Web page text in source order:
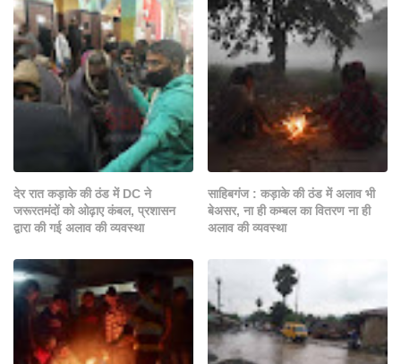
देर रात कड़ाके की ठंड में DC ने
जरूरतमंदों को ओढ़ाए कंबल, प्रशासन
द्वारा की गई अलाव की व्यवस्था
साहिबगंज : कड़ाके की ठंड में अलाव भी
बेअसर, ना ही कम्बल का वितरण ना ही
अलाव की व्यवस्था